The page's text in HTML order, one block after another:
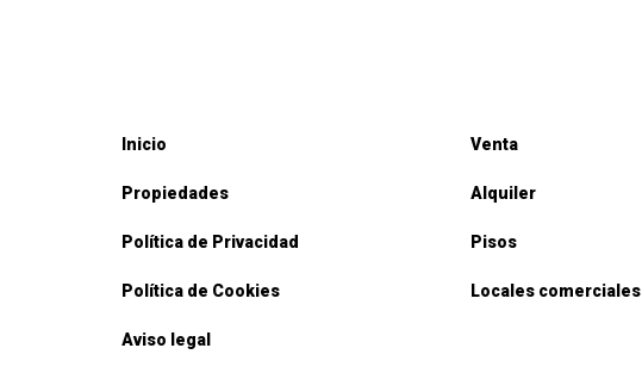
Inicio
Propiedades
Política de Privacidad
Política de Cookies
Aviso legal
Venta
Alquiler
Pisos
Locales comerciales